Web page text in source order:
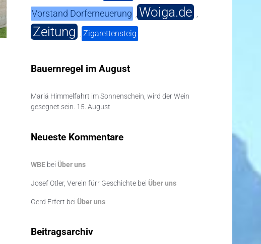
Vorstand Dorferneuerung , Woiga.de ,
Zeitung , Zigarettensteig
Bauernregel im August
Mariä Himmelfahrt im Sonnenschein, wird der Wein
gesegnet sein. 15. August
Neueste Kommentare
WBE bei Über uns
Josef Otler, Verein fürr Geschichte bei Über uns
Gerd Erfert bei Über uns
Beitragsarchiv